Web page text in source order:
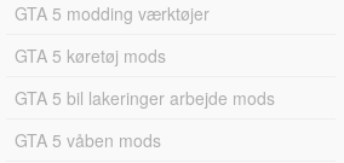
GTA 5 modding værktøjer
GTA 5 køretøj mods
GTA 5 bil lakeringer arbejde mods
GTA 5 våben mods